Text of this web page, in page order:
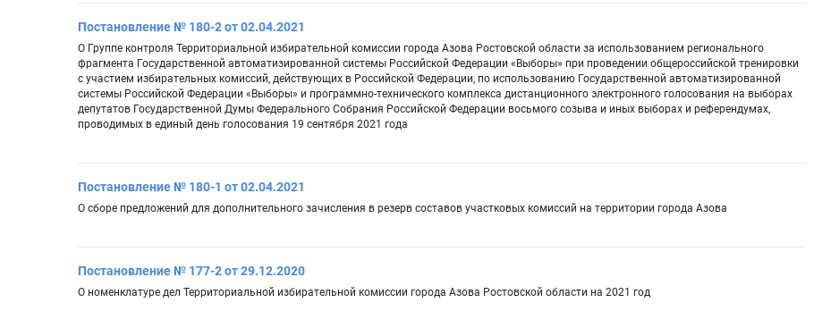
Постановление № 180-2 от 02.04.2021
О Группе контроля Территориальной избирательной комиссии города Азова Ростовской области за использованием регионального
фрагмента Государственной автоматизированной системы Российской Федерации «Выборы» при проведении общероссийской тренировки
с участием избирательных комиссий, действующих в Российской Федерации, по использованию Государственной автоматизированной
системы Российской Федерации «Выборы» и программно-технического комплекса дистанционного электронного голосования на выборах
депутатов Государственной Думы Федерального Собрания Российской Федерации восьмого созыва и иных выборах и референдумах,
проводимых в единый день голосования 19 сентября 2021 года
Постановление № 180-1 от 02.04.2021
О сборе предложений для дополнительного зачисления в резерв составов участковых комиссий на территории города Азова
Постановление № 177-2 от 29.12.2020
О номенклатуре дел Территориальной избирательной комиссии города Азова Ростовской области на 2021 год